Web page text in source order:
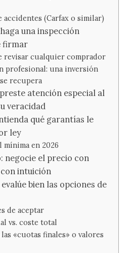
accidentes (Carfax o similar)
una inspección
firmar
revisar cualquier comprador
profesional: una inversión
recupera
atención especial al
veracidad
qué garantías le
ley
mínima en 2026
negocie el precio con
intuición
bien las opciones de
de aceptar
vs. coste total
«cuotas finales» o valores